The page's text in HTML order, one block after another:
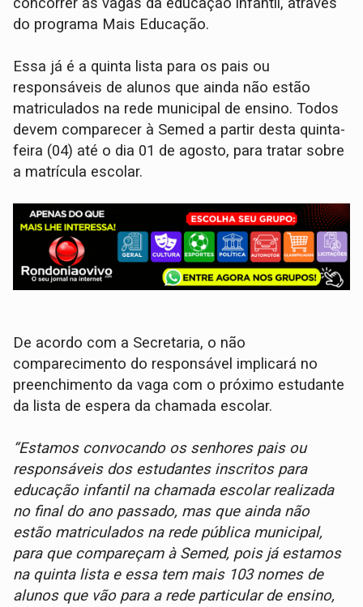
do programa Mais Educação.
Essa já é a quinta lista para os pais ou
responsáveis de alunos que ainda não estão
matriculados na rede municipal de ensino. Todos
devem comparecer à Semed a partir desta quinta-
feira (04) até o dia 01 de agosto, para tratar sobre
a matrícula escolar.
De acordo com a Secretaria, o não
comparecimento do responsável implicará no
preenchimento da vaga com o próximo estudante
da lista de espera da chamada escolar.
“Estamos convocando os senhores pais ou
responsáveis dos estudantes inscritos para
educação infantil na chamada escolar realizada
no final do ano passado, mas que ainda não
estão matriculados na rede pública municipal,
para que compareçam à Semed, pois já estamos
na quinta lista e essa tem mais 103 nomes de
alunos que vão para a rede particular de ensino,